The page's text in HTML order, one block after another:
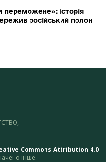
переможене»: історія
російський полон
Commons Attribution 4.0
інше.